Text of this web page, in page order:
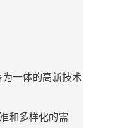
一体的高新技术
和多样化的需